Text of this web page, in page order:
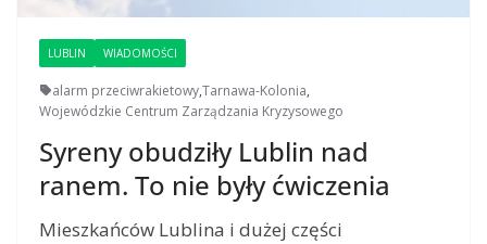
LUBLIN WIADOMOŚCI
alarm przeciwrakietowy,Tarnawa-Kolonia,
Wojewódzkie Centrum Zarządzania Kryzysowego
Syreny obudziły Lublin nad
ranem. To nie były ćwiczenia
Mieszkańców Lublina i dużej części